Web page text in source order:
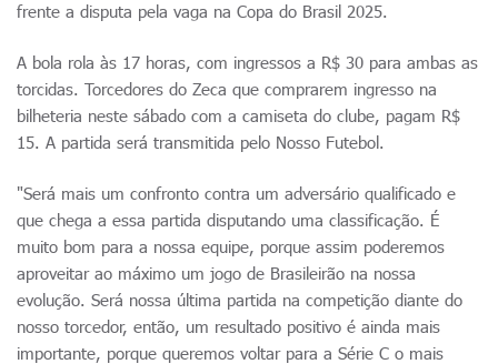
frente a disputa pela vaga na Copa do Brasil 2025.
A bola rola às 17 horas, com ingressos a R$ 30 para ambas as
torcidas. Torcedores do Zeca que comprarem ingresso na
bilheteria neste sábado com a camiseta do clube, pagam R$
15. A partida será transmitida pelo Nosso Futebol.
"Será mais um confronto contra um adversário qualificado e
que chega a essa partida disputando uma classificação. É
muito bom para a nossa equipe, porque assim poderemos
aproveitar ao máximo um jogo de Brasileirão na nossa
evolução. Será nossa última partida na competição diante do
nosso torcedor, então, um resultado positivo é ainda mais
importante, porque queremos voltar para a Série C o mais